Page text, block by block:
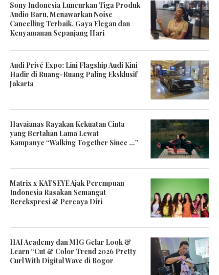
Sony Indonesia Luncurkan Tiga Produk
Audio Baru, Menawarkan Noise
Cancelling Terbaik, Gaya Elegan dan
Kenyamanan Sepanjang Hari
Audi Privé Expo: Lini Flagship Audi Kini
Hadir di Ruang-Ruang Paling Eksklusif
Jakarta
Havaianas Rayakan Kekuatan Cinta
yang Bertahan Lama Lewat
Kampanye “Walking Together Since …”
Matrix x KATSEYE Ajak Perempuan
Indonesia Rasakan Semangat
Berekspresi & Percaya Diri
HAI Academy dan MIG Gelar Look &
Learn “Cut & Color Trend 2026 Pretty
Curl With Digital Wave di Bogor